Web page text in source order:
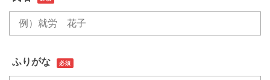
ふりがな 必須